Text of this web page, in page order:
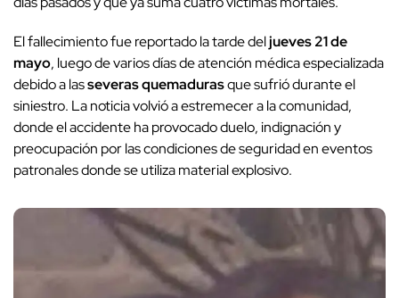
El fallecimiento fue reportado la tarde deljueves 21 de
mayo, luego de varios días de atención médica especializada
debido a lasseveras quemadurasque sufrió durante el
siniestro. La noticia volvió a estremecer a la comunidad,
donde el accidente ha provocado duelo, indignación y
preocupación por las condiciones de seguridad en eventos
patronales donde se utiliza material explosivo.